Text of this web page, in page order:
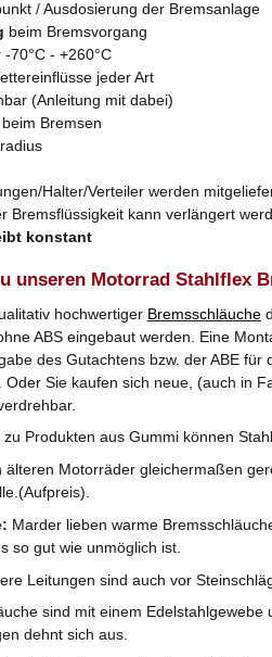
/ Ausdosierung der Bremsanlage
beim Bremsvorgang
70°C - +260°C
jeder Art
(Anleitung mit dabei)
Bremsen
Halter/Verteiler werden
Bremsflüssigkeit kann verlängert
konstant
unseren Motorrad Stahlflex
hochwertiger Bremsschläuche
ABS eingebaut werden. Eine
des Gutachtens bzw. der ABE
Sie kaufen sich neue, (auch in
zu Produkten aus Gummi können
älteren Motorräder gleichermaßen
Marder lieben warme
so gut wie unmöglich ist.
Leitungen sind auch vor
sind mit einem
dehnt sich aus.